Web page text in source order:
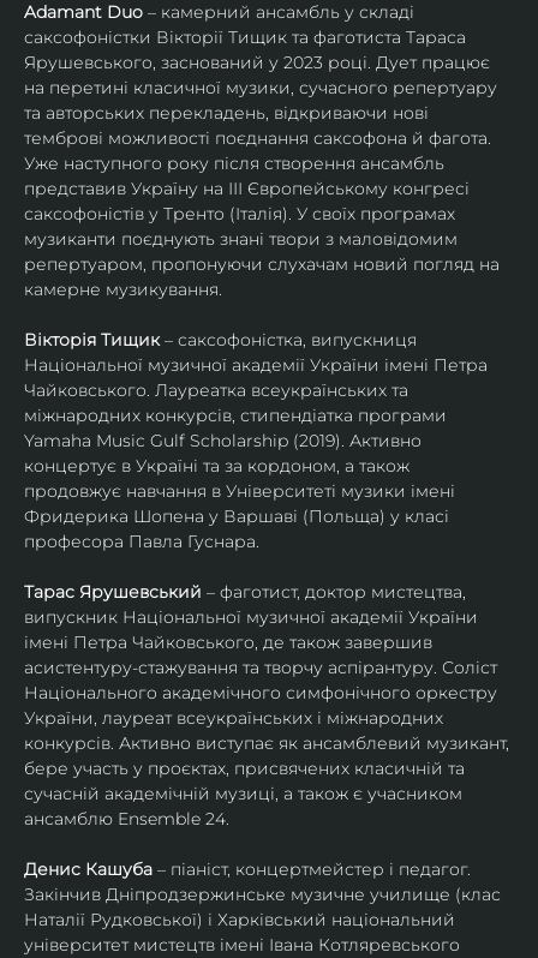
Adamant Duo – камерний ансамбль у складі
саксофоністки Вікторії Тищик та фаготиста Тараса
Ярушевського, заснований у 2023 році. Дует працює
на перетині класичної музики, сучасного репертуару
та авторських перекладень, відкриваючи нові
темброві можливості поєднання саксофона й фагота.
Уже наступного року після створення ансамбль
представив Україну на ІІІ Європейському конгресі
саксофоністів у Тренто (Італія). У своїх програмах
музиканти поєднують знані твори з маловідомим
репертуаром, пропонуючи слухачам новий погляд на
камерне музикування.
Вікторія Тищик – саксофоністка, випускниця
Національної музичної академії України імені Петра
Чайковського. Лауреатка всеукраїнських та
міжнародних конкурсів, стипендіатка програми
Yamaha Music Gulf Scholarship (2019). Активно
концертує в Україні та за кордоном, а також
продовжує навчання в Університеті музики імені
Фридерика Шопена у Варшаві (Польща) у класі
професора Павла Гуснара.
Тарас Ярушевський – фаготист, доктор мистецтва,
випускник Національної музичної академії України
імені Петра Чайковського, де також завершив
асистентуру-стажування та творчу аспірантуру. Соліст
Національного академічного симфонічного оркестру
України, лауреат всеукраїнських і міжнародних
конкурсів. Активно виступає як ансамблевий музикант,
бере участь у проєктах, присвячених класичній та
сучасній академічній музиці, а також є учасником
ансамблю Ensemble 24.
Денис Кашуба – піаніст, концертмейстер і педагог.
Закінчив Дніпродзержинське музичне училище (клас
Наталії Рудковської) і Харківський національний
університет мистецтв імені Івана Котляревського